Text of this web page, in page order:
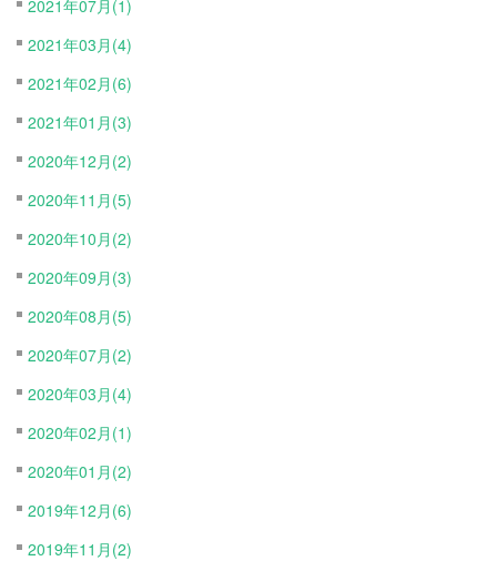
2021年07月(1)
2021年03月(4)
2021年02月(6)
2021年01月(3)
2020年12月(2)
2020年11月(5)
2020年10月(2)
2020年09月(3)
2020年08月(5)
2020年07月(2)
2020年03月(4)
2020年02月(1)
2020年01月(2)
2019年12月(6)
2019年11月(2)